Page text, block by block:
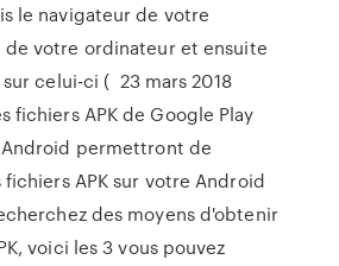
le navigateur de votre
de votre ordinateur et ensuite
celui-ci ( 23 mars 2018
fichiers APK de Google Play
permettront de
APK sur votre Android
des moyens d'obtenir
voici les 3 vous pouvez